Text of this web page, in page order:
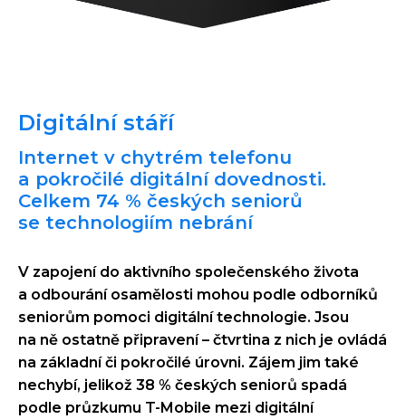
Digitální stáří
Internet v chytrém telefonu
a pokročilé digitální dovednosti.
Celkem 74 % českých seniorů
se technologiím nebrání
V zapojení do aktivního společenského života
a odbourání osamělosti mohou podle odborníků
seniorům pomoci digitální technologie. Jsou
na ně ostatně připravení – čtvrtina z nich je ovládá
na základní či pokročilé úrovni. Zájem jim také
nechybí, jelikož 38 % českých seniorů spadá
podle průzkumu T-Mobile mezi digitální